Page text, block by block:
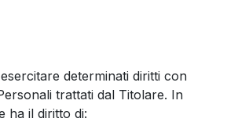
determinati diritti con
trattati dal Titolare. In
ha il diritto di: